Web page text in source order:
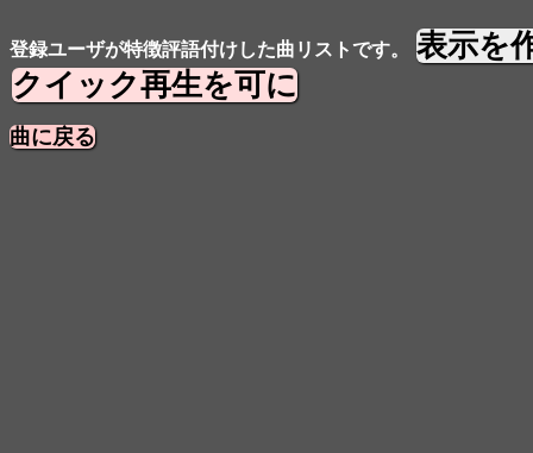
登録ユーザが特徴評語付けした曲リストです。
表示を
クイック再生を可に
曲に戻る